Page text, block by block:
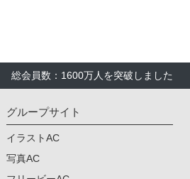
総会員数：1600万人を突破しました
グループサイト
イラストAC
写真AC